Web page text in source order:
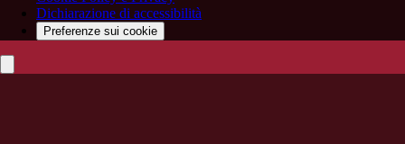
Dichiarazione di accessibilità
Preferenze sui cookie